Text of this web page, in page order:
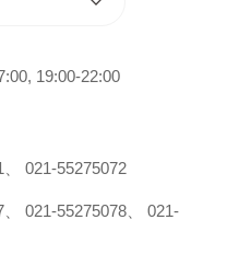
19:00-22:00
021-55275072
021-55275078
021-